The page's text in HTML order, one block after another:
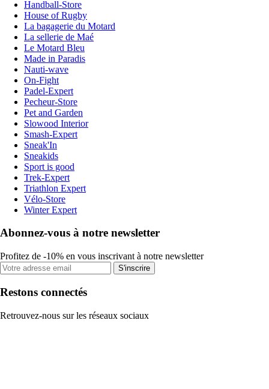
Handball-Store
House of Rugby
La bagagerie du Motard
La sellerie de Maé
Le Motard Bleu
Made in Paradis
Nauti-wave
On-Fight
Padel-Expert
Pecheur-Store
Pet and Garden
Slowood Interior
Smash-Expert
Sneak'In
Sneakids
Sport is good
Trek-Expert
Triathlon Expert
Vélo-Store
Winter Expert
Abonnez-vous à notre newsletter
Profitez de -10% en vous inscrivant à notre newsletter
S'inscrire
Restons connectés
Retrouvez-nous sur les réseaux sociaux